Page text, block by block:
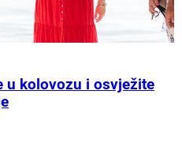
u kolovozu i osvježite